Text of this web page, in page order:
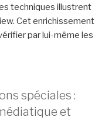
techniques illustrent
Cet enrichissement
par lui-même les
spéciales :
et